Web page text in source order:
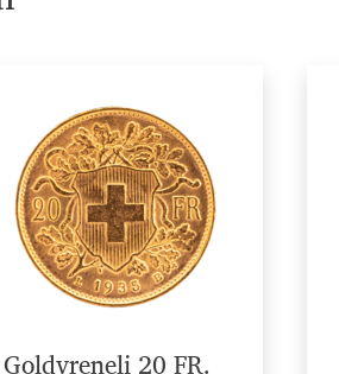
Goldvreneli 20 FR.